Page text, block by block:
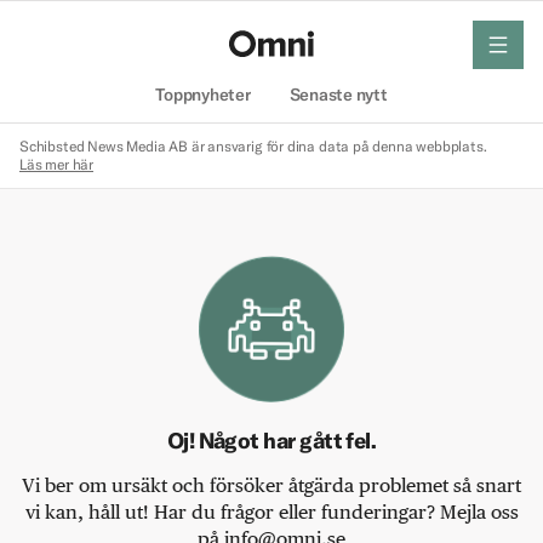
Toppnyheter Senaste nytt
meny
Schibsted News Media AB är ansvarig för dina data på denna webbplats.
Läs mer här
Oj! Något har gått fel.
Vi ber om ursäkt och försöker åtgärda problemet så snart
vi kan, håll ut! Har du frågor eller funderingar? Mejla oss